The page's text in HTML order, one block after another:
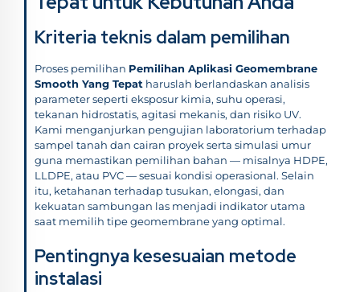
Kriteria teknis dalam pemilihan
Proses pemilihan Pemilihan Aplikasi Geomembrane
Smooth Yang Tepat haruslah berlandaskan analisis
parameter seperti eksposur kimia, suhu operasi,
tekanan hidrostatis, agitasi mekanis, dan risiko UV.
Kami menganjurkan pengujian laboratorium terhadap
sampel tanah dan cairan proyek serta simulasi umur
guna memastikan pemilihan bahan — misalnya HDPE,
LLDPE, atau PVC — sesuai kondisi operasional. Selain
itu, ketahanan terhadap tusukan, elongasi, dan
kekuatan sambungan las menjadi indikator utama
saat memilih tipe geomembrane yang optimal.
Pentingnya kesesuaian metode
instalasi